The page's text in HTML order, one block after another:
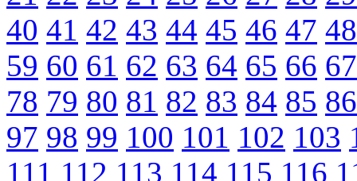
40 41 42 43 44 45 46 47 48
59 60 61 62 63 64 65 66 67
78 79 80 81 82 83 84 85 86
97 98 99 100 101 102 103
111 112 113 114 115 116